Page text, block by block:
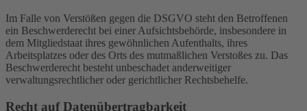
Im Falle von Verstößen gegen die DSGVO steht den Betroffenen
ein Beschwerderecht bei einer Aufsichtsbehörde, insbesondere in
dem Mitgliedstaat ihres gewöhnlichen Aufenthalts, ihres
Arbeitsplatzes oder des Orts des mutmaßlichen Verstoßes zu. Das
Beschwerderecht besteht unbeschadet anderweitiger
verwaltungsrechtlicher oder gerichtlicher Rechtsbehelfe.
Recht auf Daten­übertrag­barkeit